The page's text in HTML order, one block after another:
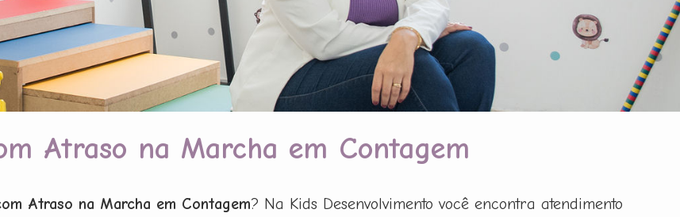
Atraso na Marcha em Contagem
Atraso na Marcha em Contagem? Na Kids Desenvolvimento você encontra atendimento